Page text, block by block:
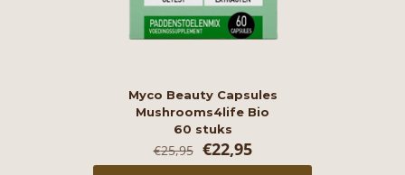
Myco Beauty Capsules
Mushrooms4life Bio
60 stuks
€25,95 Oorspronkelijke
prijs
€22,95Huidige
prijs